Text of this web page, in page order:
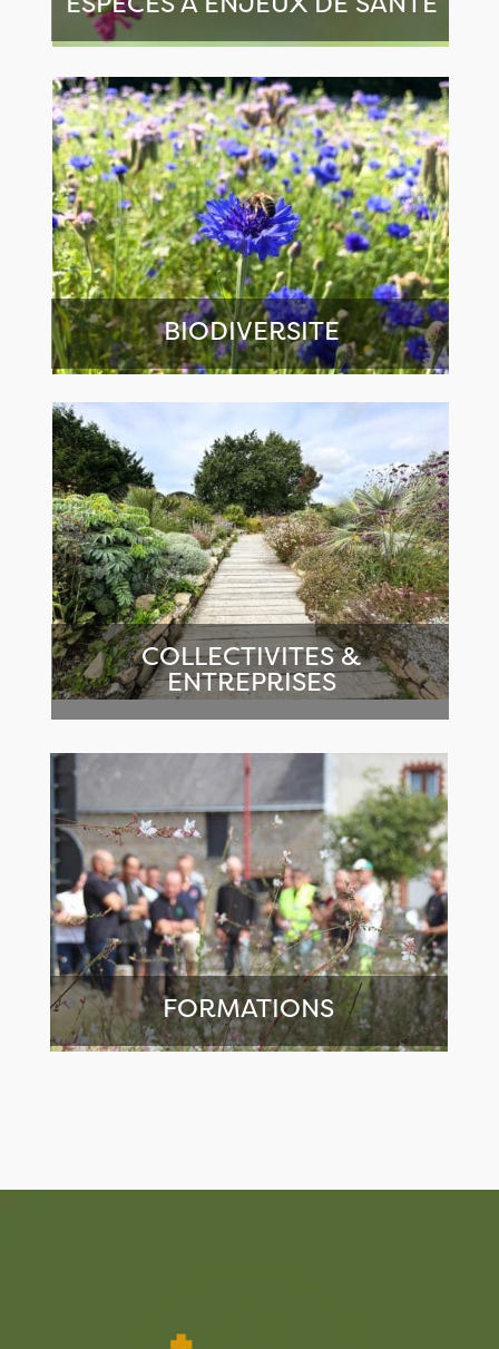
ESPECES A ENJEUX DE SANTE
BIODIVERSITE
COLLECTIVITES &
ENTREPRISES
FORMATIONS